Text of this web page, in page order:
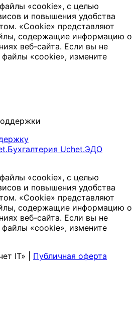
«cookie», с целью
и повышения удобства
«Cookie» представляют
содержащие информацию о
веб-сайта. Если вы не
файлы «cookie», измените
Uchet.ЭДО
«cookie», с целью
и повышения удобства
«Cookie» представляют
содержащие информацию о
веб-сайта. Если вы не
файлы «cookie», измените
IT» | Публичная оферта